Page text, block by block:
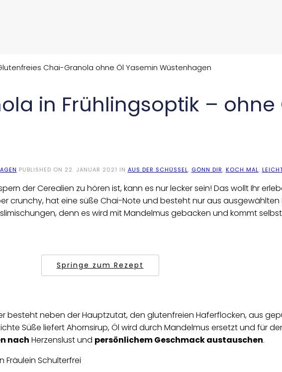
in Frühlingsoptik – ohne
PUBLISHED ON 22. JANUAR 2021 IN AUS DER SCHÜSSEL, GÖNN DIR, KOCH MAL,
der Cerealien zu hören ist, kann es nur lecker sein! Das wollt Ihr
crunchy, hat eine süße Chai-Note und besteht nur aus
denn es wird mit Mandelmus gebacken und kommt
Springe zum Rezept
besteht neben der Hauptzutat, den glutenfreien Haferflocken, aus
Süße liefert Ahornsirup, Öl wird durch Mandelmus ersetzt und für
nach Herzenslust und persönlichem Geschmack austauschen.